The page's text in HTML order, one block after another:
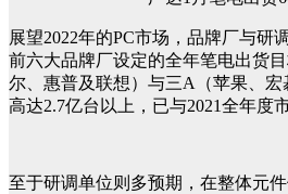
展望2022年的PC市场，品牌厂与研
前六大品牌厂设定的全年笔电出货
尔、惠普及联想）与三A（苹果、
高达2.7亿台以上，已与2021全年度
至于研调单位则多预期，在整体元